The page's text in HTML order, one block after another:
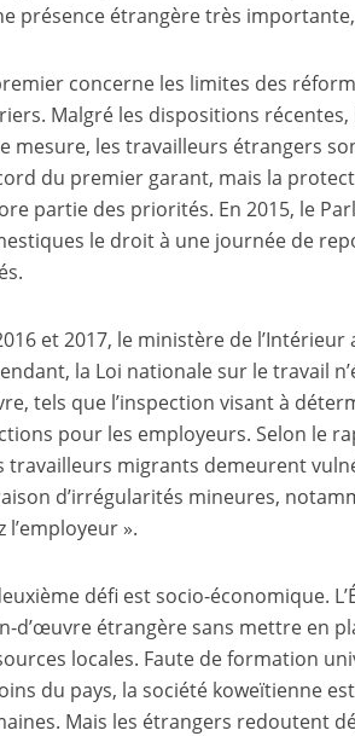
présence étrangère très
concerne les limites des
Malgré les dispositions
mesure, les travailleurs étrangers
du premier garant, mais la
partie des priorités. En 2015, le
le droit à une journée de
et 2017, le ministère de
la Loi nationale sur le travail
tels que l’inspection visant à
pour les employeurs. Selon le
travailleurs migrants demeurent
d’irrégularités mineures,
l’employeur ».
défi est socio-économique.
d’œuvre étrangère sans mettre en
locales. Faute de formation
du pays, la société koweïtienne
Mais les étrangers redoutent